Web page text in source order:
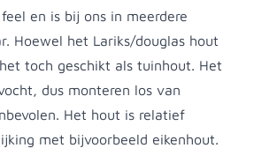
en is bij ons in meerdere
Hoewel het Lariks/douglas hout
toch geschikt als tuinhout. Het
dus monteren los van
Het hout is relatief
met bijvoorbeeld eikenhout.